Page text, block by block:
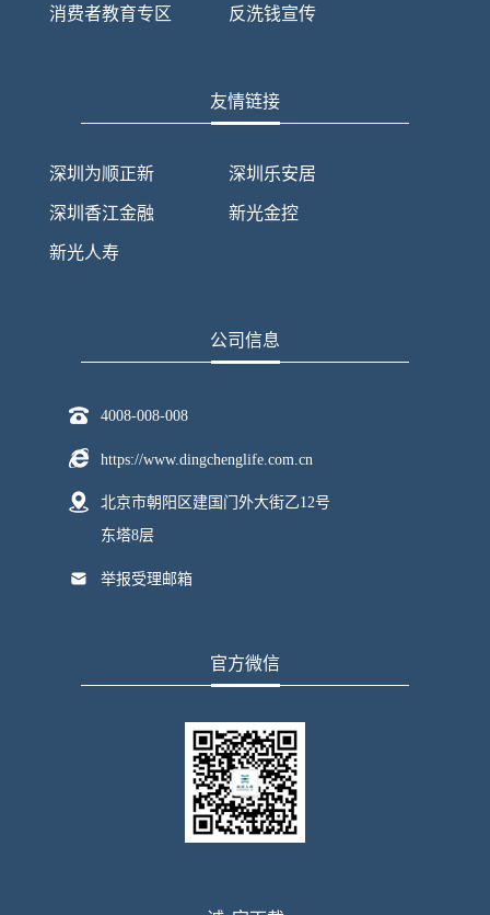
消费者教育专区 反洗钱宣传
友情链接
深圳为顺正新
深圳香江金融
新光人寿
深圳乐安居
新光金控
公司信息
4008-008-008
https://www.dingchenglife.com.cn
北京市朝阳区建国门外大街乙12号
东塔8层
举报受理邮箱
官方微信